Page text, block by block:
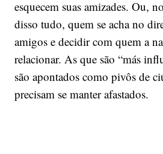
esquecem suas amizades. Ou,
disso tudo, quem se acha no
amigos e decidir com quem a
relacionar. As que são “más
são apontados como pivôs de
precisam se manter afastados.